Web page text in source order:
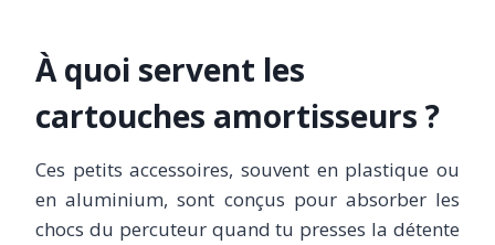
À quoi servent les
cartouches amortisseurs ?
Ces petits accessoires, souvent en plastique ou
en aluminium, sont conçus pour absorber les
chocs du percuteur quand tu presses la détente